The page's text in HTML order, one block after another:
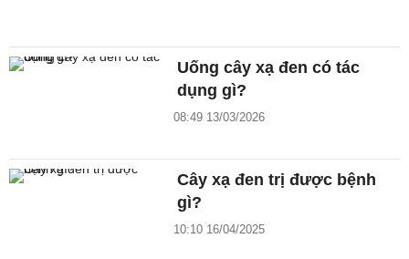
Uống cây xạ đen có tác
dụng gì?
08:49 13/03/2026
Cây xạ đen trị được bệnh
gì?
10:10 16/04/2025